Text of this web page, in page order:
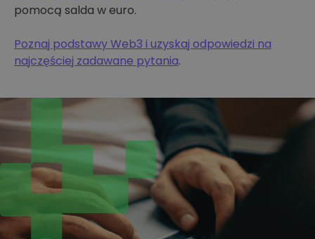
pomocą salda w euro.
Poznaj podstawy Web3 i uzyskaj odpowiedzi na
najczęściej zadawane pytania.